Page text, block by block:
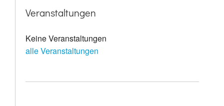
Veranstaltungen
Keine Veranstaltungen
alle Veranstaltungen